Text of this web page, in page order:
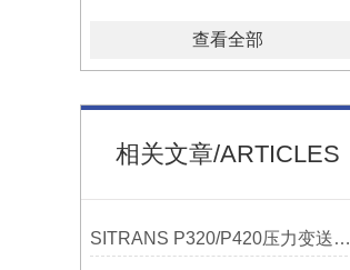
查看全部
相关文章/ARTICLES
SITRANS P320/P420压力变送器概述